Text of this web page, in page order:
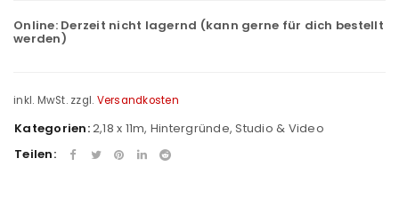
Online: Derzeit nicht lagernd (kann gerne für dich bestellt
werden)
inkl. MwSt. zzgl. Versandkosten
Kategorien:2,18 x 11m, Hintergründe,Studio & Video
Teilen: